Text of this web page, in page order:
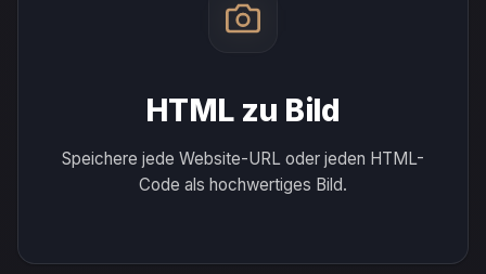
HTML zu Bild
Speichere jede Website-URL oder jeden HTML-
Code als hochwertiges Bild.